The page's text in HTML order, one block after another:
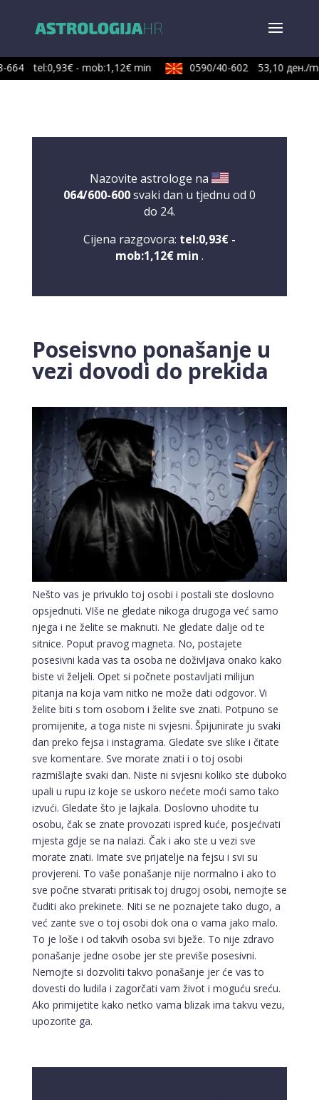
664 tel:0,93€ - mob:1,12€ min 0590/40-602 53,10 ден./
Nazovite astrologe na
064/600-600svaki dan u tjednu od 0
do 24.
Cijena razgovora: tel:0,93€ -
mob:1,12€ min .
Poseisvno ponašanje u
vezi dovodi do prekida
Nešto vas je privuklo toj osobi i postali ste doslovno
opsjednuti. VIše ne gledate nikoga drugoga već samo
njega i ne želite se maknuti. Ne gledate dalje od te
sitnice. Poput pravog magneta. No, postajete
posesivni kada vas ta osoba ne doživljava onako kako
biste vi željeli. Opet si počnete postavljati milijun
pitanja na koja vam nitko ne može dati odgovor. Vi
želite biti s tom osobom i želite sve znati. Potpuno se
promijenite, a toga niste ni svjesni. Špijunirate ju svaki
dan preko fejsa i instagrama. Gledate sve slike i čitate
sve komentare. Sve morate znati i o toj osobi
razmišlajte svaki dan. Niste ni svjesni koliko ste duboko
upali u rupu iz koje se uskoro nećete moći samo tako
izvući. Gledate što je lajkala. Doslovno uhodite tu
osobu, čak se znate provozati ispred kuće, posjećivati
mjesta gdje se na nalazi. Čak i ako ste u vezi sve
morate znati. Imate sve prijatelje na fejsu i svi su
provjereni. To vaše ponašanje nije normalno i ako to
sve počne stvarati pritisak toj drugoj osobi, nemojte se
čuditi ako prekinete. Niti se ne poznajete tako dugo, a
već zante sve o toj osobi dok ona o vama jako malo.
To je loše i od takvih osoba svi bježe. To nije zdravo
ponašanje jedne osobe jer ste previše posesivni.
Nemojte si dozvoliti takvo ponašanje jer će vas to
dovesti do ludila i zagorčati vam život i moguću sreću.
Ako primijetite kako netko vama blizak ima takvu vezu,
upozorite ga.